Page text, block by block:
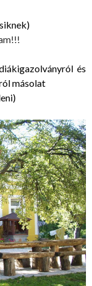
és
másolat